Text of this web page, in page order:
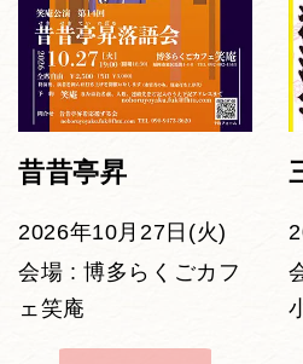
昔昔亭昇
2026年10月27日(火)
会場 : 博多らくごカフ
ェ笑庵